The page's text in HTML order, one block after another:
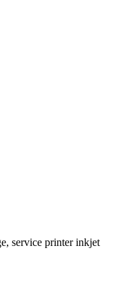
service printer inkjet